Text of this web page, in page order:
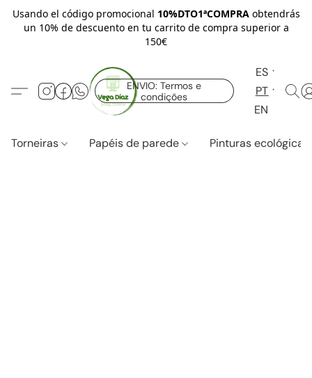
Usando el código promocional 10%DTO1ªCOMPRAobtendrás
un 10% de descuento en tu carrito de compra superior a
150€
ENVIO: Termos e
condições
ES
PT
EN
Torneiras Papéis de parede Pinturas ecológicas